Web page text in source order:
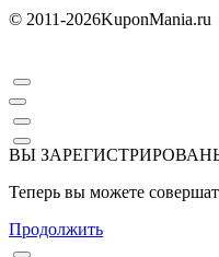
© 2011-2026KuponMania.ru
ВЫ
Теперь вы можете
Продолжить